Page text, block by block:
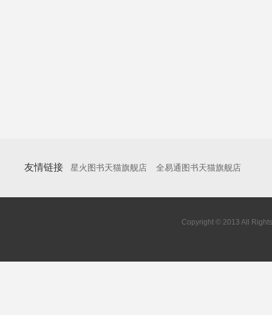
友情链接 星火图书天猫旗舰店 全易通图书天猫旗舰店
Copyright © 2013 All